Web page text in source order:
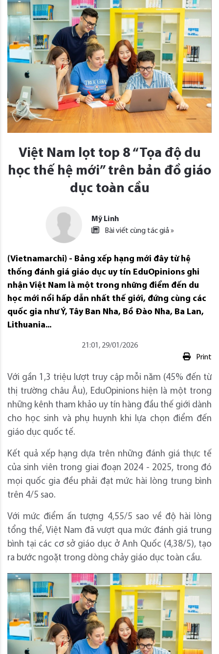
Việt Nam lọt top 8 “Tọa độ du
học thế hệ mới” trên bản đồ giáo
dục toàn cầu
Mỹ Linh
Bài viết cùng tác giả »
(Vietnamarchi) - Bảng xếp hạng mới đây từ hệ
thống đánh giá giáo dục uy tín EduOpinions ghi
nhận Việt Nam là một trong những điểm đến du
học mới nổi hấp dẫn nhất thế giới, đứng cùng các
quốc gia như Ý, Tây Ban Nha, Bồ Đào Nha, Ba Lan,
Lithuania...
21:01, 29/01/2026
Print
Với gần 1,3 triệu lượt truy cập mỗi năm (45% đến từ
thị trường châu Âu), EduOpinions hiện là một trong
những kênh tham khảo uy tín hàng đầu thế giới dành
cho học sinh và phụ huynh khi lựa chọn điểm đến
giáo dục quốc tế.
Kết quả xếp hạng dựa trên những đánh giá thực tế
của sinh viên trong giai đoạn 2024 - 2025, trong đó
mọi quốc gia đều phải đạt mức hài lòng trung bình
trên 4/5 sao.
Với mức điểm ấn tượng 4,55/5 sao về độ hài lòng
tổng thể, Việt Nam đã vượt qua mức đánh giá trung
bình tại các cơ sở giáo dục ở Anh Quốc (4,38/5), tạo
ra bước ngoặt trong dòng chảy giáo dục toàn cầu.